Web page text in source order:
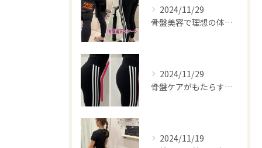
2024/11/29
骨盤美容で理想の体型を実現
2024/11/29
骨盤ケアがもたらす美と健康
2024/11/19